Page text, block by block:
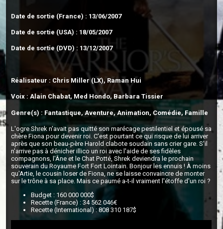
Date de sortie (France) : 13/06/2007
Date de sortie (USA) : 18/05/2007
Date de sortie (DVD) : 13/12/2007
Réalisateur : Chris Miller (LX), Raman Hui
Voix : Alain Chabat, Med Hondo, Barbara Tissier
Genre(s) : Fantastique, Aventure, Animation, Comédie, Famille
L'ogre Shrek n'avait pas quitté son marécage pestilentiel et épousé sa
chère Fiona pour devenir roi. C'est pourtant ce qui risque de lui arriver
après que son beau-père Harold clabote soudain sans crier gare. S'il
n'arrive pas à dénicher illico un roi avec l'aide de ses fidèles
compagnons, l'Âne et le Chat Potté, Shrek deviendra le prochain
souverain du Royaume Fort Fort Lointain. Bonjour les ennuis ! À moins
qu'Artie, le cousin loser de Fiona, ne se laisse convaincre de monter
sur le trône à sa place. Mais ce paumé a-t-il vraiment l'étoffe d'un roi ?
Budget : 160 000 000$
Recette (France) : 34 562 046€
Recette (International) : 808 310 187$